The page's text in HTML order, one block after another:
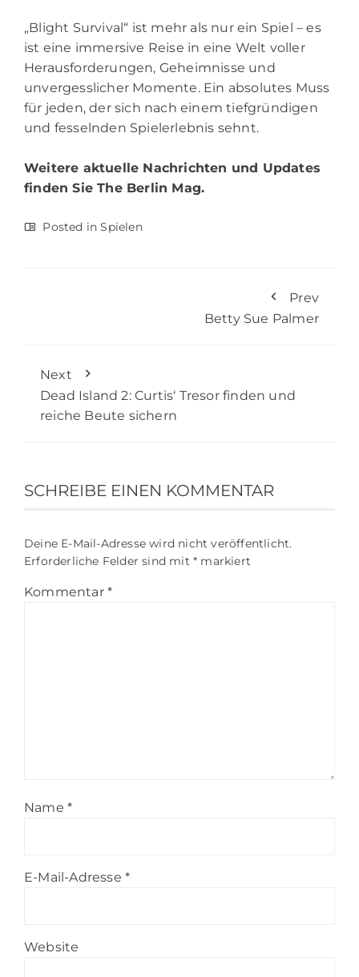
„Blight Survival“ ist mehr als nur ein Spiel – es
ist eine immersive Reise in eine Welt voller
Herausforderungen, Geheimnisse und
unvergesslicher Momente. Ein absolutes Muss
für jeden, der sich nach einem tiefgründigen
und fesselnden Spielerlebnis sehnt.
Weitere aktuelle Nachrichten und Updates
finden SieThe Berlin Mag.
Posted inSpielen
Prev
Betty Sue Palmer
Next
Dead Island 2: Curtis‘ Tresor finden und
reiche Beute sichern
SCHREIBE EINEN KOMMENTAR
Deine E-Mail-Adresse wird nicht veröffentlicht.
Erforderliche Felder sind mit * markiert
Kommentar *
Name *
E-Mail-Adresse *
Website